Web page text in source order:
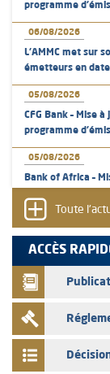
programme
06/08/2026
L’AMMC met sur
émetteurs en
05/08/2026
CFG Bank – Mise
programme
05/08/2026
Bank of Africa –
05/08/2026
L’AMMC met sur
émetteurs en
04/08/2026
L’AMMC met sur
émetteurs en
Saham Bank –
Toute
ACCÈS